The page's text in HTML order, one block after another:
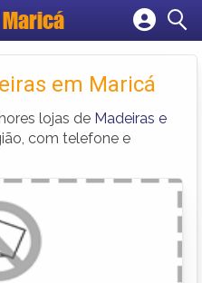
Maricá
empresa
contaem Maricá
lojas de Madeiras e
com telefone e